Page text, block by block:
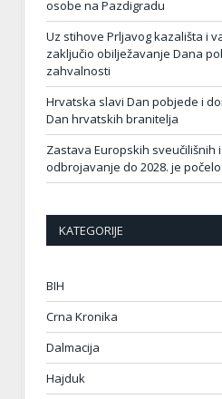
osobe na Pazdigradu
Uz stihove Prljavog kazališta i
zaključio obilježavanje Dana
zahvalnosti
Hrvatska slavi Dan pobjede i
Dan hrvatskih branitelja
Zastava Europskih sveučilišnih
odbrojavanje do 2028. je počelo
KATEGORIJE
BIH
Crna Kronika
Dalmacija
Hajduk